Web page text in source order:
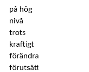
på hög
nivå
trots
kraftigt
förändrade
förutsättningar.